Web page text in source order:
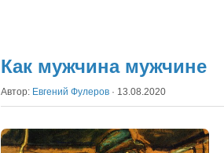
Как мужчина мужчине
Автор: Евгений Фулеров · 13.08.2020